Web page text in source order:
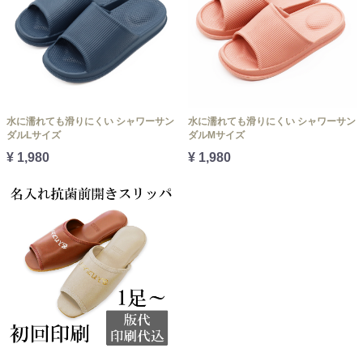
水に濡れても滑りにくい シャワーサン
ダルLサイズ
¥ 1,980
水に濡れても滑りにくい シャワーサン
ダルMサイズ
¥ 1,980